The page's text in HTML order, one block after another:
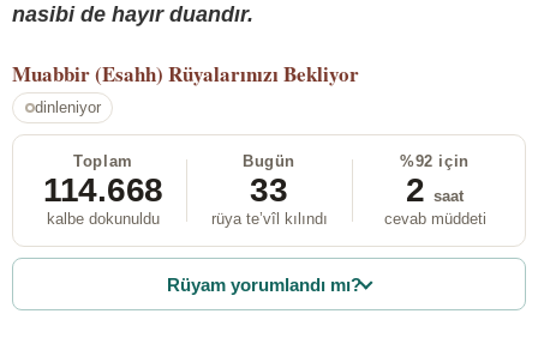
nasibi de hayır duandır.
Muabbir (Esahh) Rüyalarınızı Bekliyor
dinleniyor
Toplam
114.668
kalbe dokunuldu
Bugün
33
rüya te’vîl kılındı
%92 için
2 saat
cevab müddeti
Rüyam yorumlandı mı?